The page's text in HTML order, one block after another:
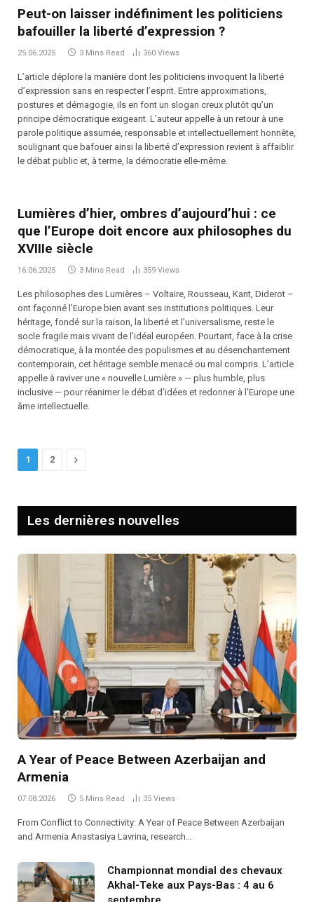
Peut-on laisser indéfiniment les politiciens
bafouiller la liberté d’expression ?
25.06.2025 3 Mins Read 360 Views
L’article déplore la manière dont les politiciens invoquent la liberté
d’expression sans en respecter l’esprit. Entre approximations,
postures et démagogie, ils en font un slogan creux plutôt qu’un
principe démocratique exigeant. L’auteur appelle à un retour à une
parole politique assumée, responsable et intellectuellement honnête,
soulignant que bafouer ainsi la liberté d’expression revient à affaiblir
le débat public et, à terme, la démocratie elle-même.
Lumières d’hier, ombres d’aujourd’hui : ce
que l’Europe doit encore aux philosophes du
XVIIIe siècle
16.06.2025 3 Mins Read 359 Views
Les philosophes des Lumières – Voltaire, Rousseau, Kant, Diderot –
ont façonné l’Europe bien avant ses institutions politiques. Leur
héritage, fondé sur la raison, la liberté et l’universalisme, reste le
socle fragile mais vivant de l’idéal européen. Pourtant, face à la crise
démocratique, à la montée des populismes et au désenchantement
contemporain, cet héritage semble menacé ou mal compris. L’article
appelle à raviver une « nouvelle Lumière » — plus humble, plus
inclusive — pour réanimer le débat d’idées et redonner à l’Europe une
âme intellectuelle.
1 2 Next
Les dernières nouvelles
A Year of Peace Between Azerbaijan and
Armenia
07.08.2026 5 Mins Read 35 Views
From Conflict to Connectivity: A Year of Peace Between Azerbaijan
and Armenia Anastasiya Lavrina, research…
Championnat mondial des chevaux
Akhal-Teke aux Pays-Bas : 4 au 6